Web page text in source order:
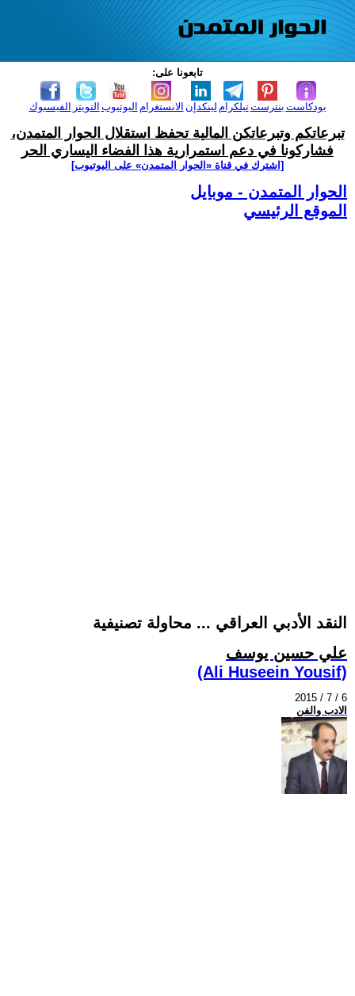
تابعونا على:
الفيسبوك التويتر اليوتيوب الانستغرام لينكدإن تيلكرامبنترست بودكاست
تبرعاتكم وتبرعاتكن المالية تحفظ استقلال الحوار المتمدن،
فشاركونا في دعم استمرارية هذا الفضاء اليساري الحر
[اشترك في قناة ‫«الحوار المتمدن» على اليوتيوب]
الحوار المتمدن - موبايل
الموقع الرئيسي
النقد الأدبي العراقي ... محاولة تصنيفية
علي حسين يوسف
(Ali Huseein Yousif)
2015 / 7 / 6
الادب والفن